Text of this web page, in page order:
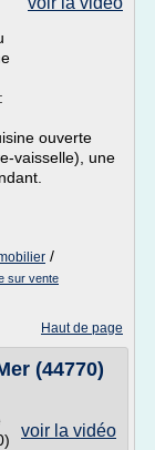
ouverte
vaisselle), une
/
sur vente
Haut de page
(44770)
voir la vidéo